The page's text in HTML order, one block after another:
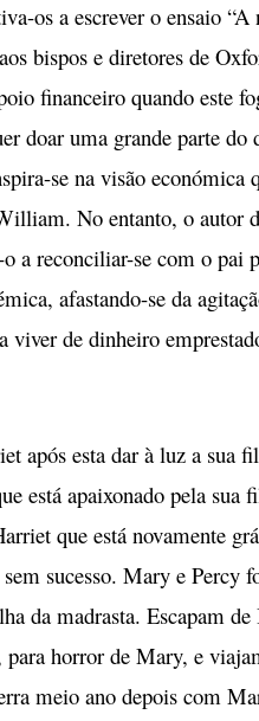
os a escrever o ensaio “A
bispos e diretores de
financeiro quando este
doar uma grande parte
se na visão económica
No entanto, o autor
a reconciliar-se com o pai
afastando-se da
viver de dinheiro
após esta dar à luz a sua
está apaixonado pela sua
que está novamente
sucesso. Mary e Percy
da madrasta. Escapam de
para horror de Mary, e
meio ano depois com